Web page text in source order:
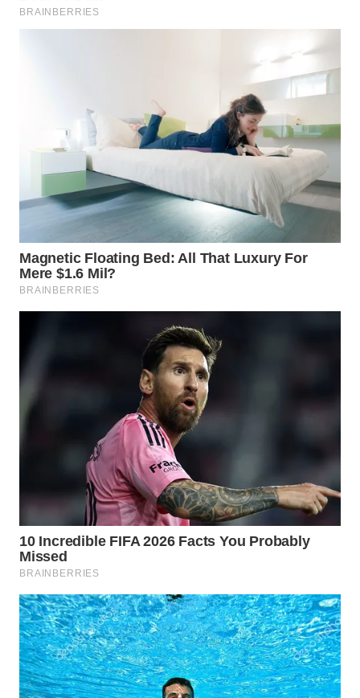
BINTAN
LIKUPANG
WN
LABUANBAJO
BORNEO
Wahana
WAHANA
WAHANA
INFRASTRUKTUR
WAHANA
KONSUMEN
WAHANA
LISTRIK